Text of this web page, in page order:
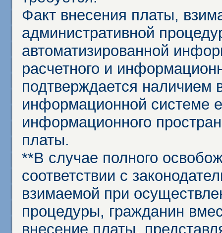
Факт внесения платы,
административной
автоматизированной
расчетного и
подтверждается наличием
информационной системе
информационного
платы.
**В случае полного
соответствии с
взимаемой при
процедуры, гражданин
внесение платы,